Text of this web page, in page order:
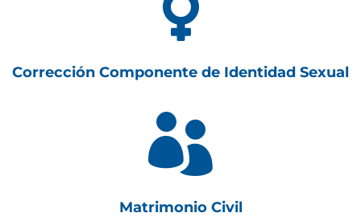
Corrección Componente de Identidad Sexual

Matrimonio Civil